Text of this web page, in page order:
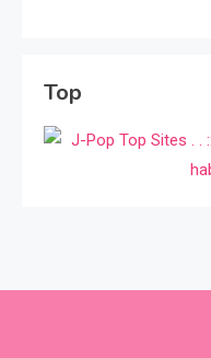
Top